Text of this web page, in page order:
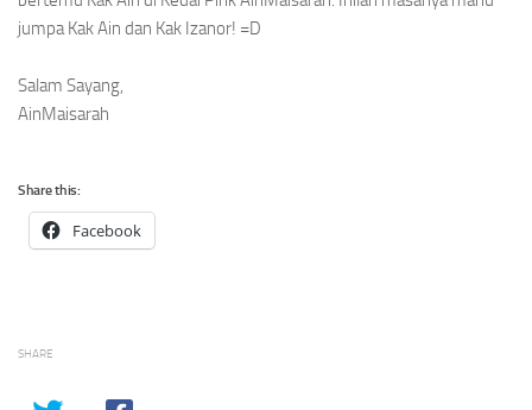
jumpa Kak Ain dan Kak Izanor! =D
Salam Sayang,
AinMaisarah
Share this:
Facebook
SHARE